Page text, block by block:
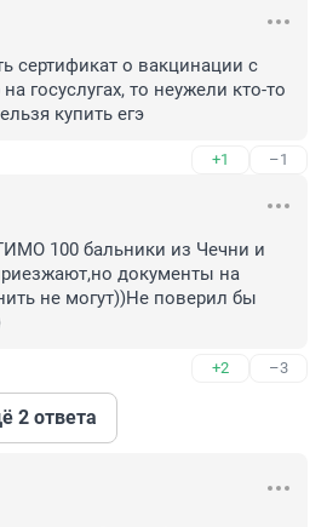
сертификат о вакцинации с
госуслугах, то неужели кто-то
купить егэ
+1 –1
100 бальники из Чечни и
документы на
не могут))Не поверил бы
+2 –3
2 ответа